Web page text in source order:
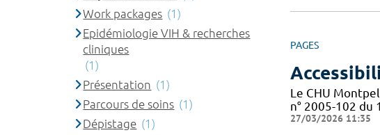
PAGES
Le CHU
n° 2005-102
27/03/2026 11:35
Work packages (1)
Epidémiologie VIH & recherches
cliniques
(1)
Présentation (1)
Parcours de soins (1)
Dépistage (1)